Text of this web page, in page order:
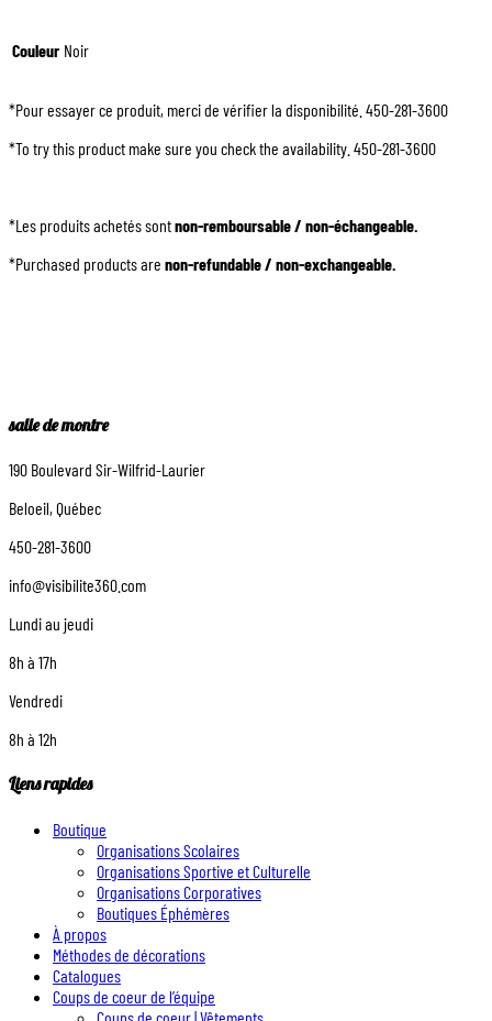
Couleur Noir
*Pour essayer ce produit, merci de vérifier la disponibilité. 450-281-3600
*To try this product make sure you check the availability. 450-281-3600
*Les produits achetés sontnon-remboursable / non-échangeable.
*Purchased products are non-refundable / non-exchangeable.
salle de montre
190 Boulevard Sir-Wilfrid-Laurier
Beloeil, Québec
450-281-3600
info@visibilite360.com
Lundi au jeudi
8h à 17h
Vendredi
8h à 12h
Liens rapides
Boutique
Organisations Scolaires
Organisations Sportive et Culturelle
Organisations Corporatives
Boutiques Éphémères
À propos
Méthodes de décorations
Catalogues
Coups de coeur de l’équipe
Coups de coeur | Vêtements